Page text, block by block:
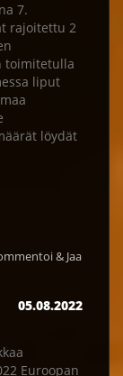
7.
rajoitettu 2
toimitetulla
liput
löydät
& Jaa
05.08.2022
Euroopan